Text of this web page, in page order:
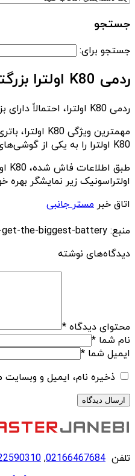
جستجو
جستجو برای:
ردمی K80 اولترا بزرگترین باتری را در بین گوشی‌های ردمی خواهد داشت
ردمی K80 اولترا، احتمالاً دارای بزرگ‌ترین باتری در میان تمامی گوشی‌های هوشمند ردمی خواهد بود و بهبودهای قابل توجهی نسبت به نسل قبلی خود خواهد داشت.
K80 اولترا را به یکی از گوشی‌های برتر در این زمینه تبدیل می‌کند.
اولتراسونیک زیر نمایشگر بهره
اتاق خبر مستر جانبی
منبع: https://techfars.com/309800/redmi-k80-ultra-may-get-the-biggest-battery/
دیدگاه‌های نوشته
محتوای دیدگاه *
نام شما *
ایمیل شما *
ذخیره نام، ایمیل و وبسایت
تلفن 02166467684
,